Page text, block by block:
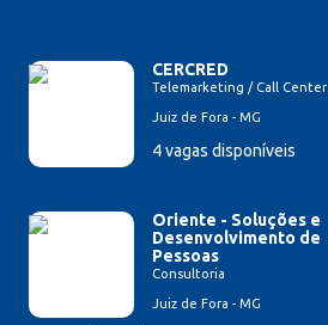
CERCRED
Telemarketing / Call Center
Juiz de Fora - MG
4 vagas disponíveis
Oriente - Soluções e
Desenvolvimento de
Pessoas
Consultoria
Juiz de Fora - MG